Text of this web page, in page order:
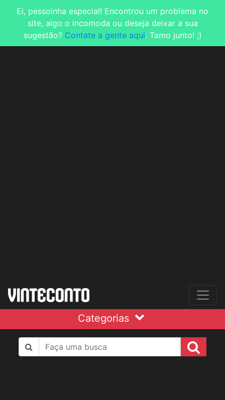
Ei, pessoinha especial! Encontrou um problema no
site, algo o incomoda ou deseja deixar a sua
sugestão? Contate a gente aqui. Tamo junto! ;)
Categorias